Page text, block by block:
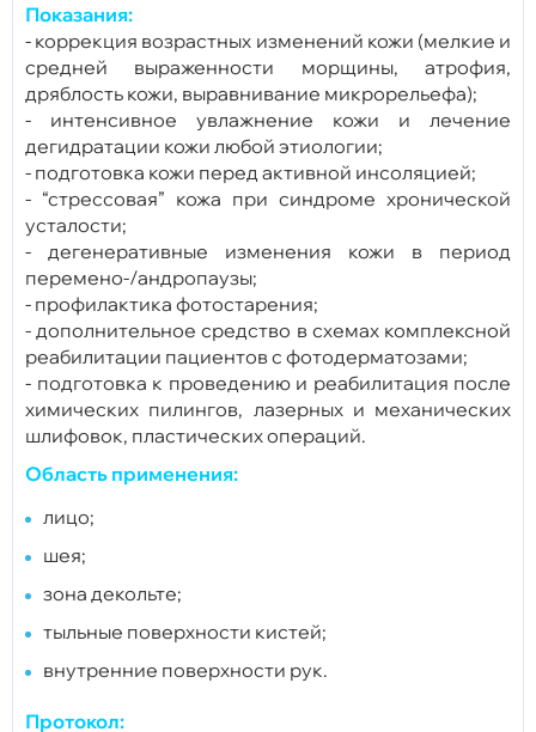
Показания:
- коррекция возрастных изменений кожи (мелкие и
средней выраженности морщины, атрофия,
дряблость кожи, выравнивание микрорельефа);
- интенсивное увлажнение кожи и лечение
дегидратации кожи любой этиологии;
- подготовка кожи перед активной инсоляцией;
- “стрессовая” кожа при синдроме хронической
усталости;
- дегенеративные изменения кожи в период
перемено-/андропаузы;
- профилактика фотостарения;
- дополнительное средство в схемах комплексной
реабилитации пациентов с фотодерматозами;
- подготовка к проведению и реабилитация после
химических пилингов, лазерных и механических
шлифовок, пластических операций.
Область применения:
лицо;
шея;
зона декольте;
тыльные поверхности кистей;
внутренние поверхности рук.
Протокол: